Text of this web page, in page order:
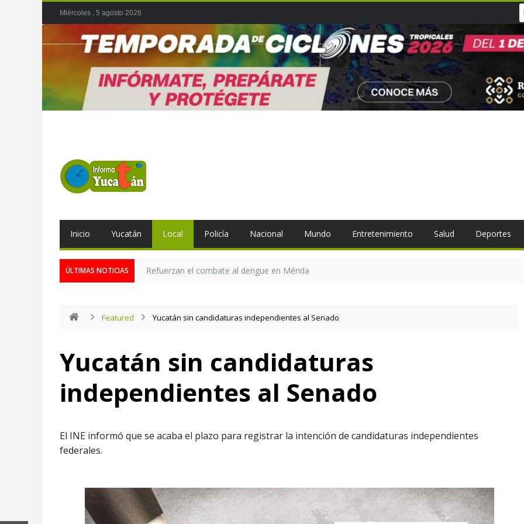
Miércoles , 5 agosto 2026
Inicio Yucatán Local Policía Nacional Mundo Entretenimiento Salud Deportes
ÚLTIMAS NOTICIAS Refuerzan el combate al dengue en Mérida
Featured Yucatán sin candidaturas independientes al Senado
Yucatán sin candidaturas
independientes al Senado
El INE informó que se acaba el plazo para registrar la intención de candidaturas independientes
federales.